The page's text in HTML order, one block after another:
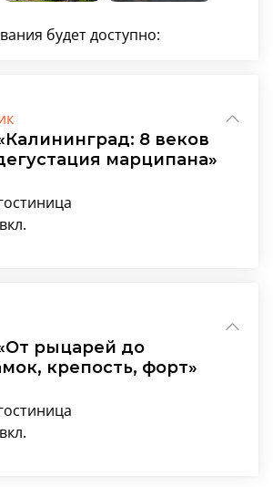
будет доступно:
8 веков
марципана»
рыцарей до
крепость, форт»